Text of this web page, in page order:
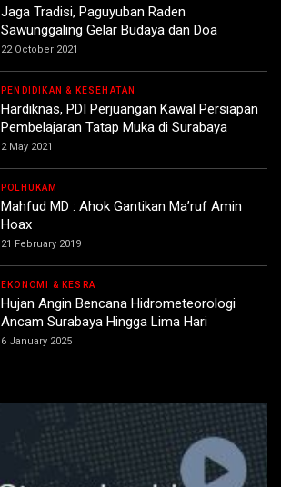
Jaga Tradisi, Paguyuban Raden
Sawunggaling Gelar Budaya dan Doa
22 October 2021
PENDIDIKAN & KESEHATAN
Hardiknas, PDI Perjuangan Kawal Persiapan
Pembelajaran Tatap Muka di Surabaya
2 May 2021
POLHUKAM
Mahfud MD : Ahok Gantikan Ma’ruf Amin
Hoax
21 February 2019
EKONOMI & KESRA
Hujan Angin Bencana Hidrometeorologi
Ancam Surabaya Hingga Lima Hari
6 January 2025